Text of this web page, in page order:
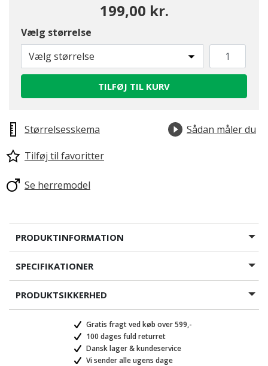
valgte
199,00 kr.
Vælg størrelse
Vælg størrelse
TILFØJ TIL KURV
Størrelsesskema
Sådan måler du
Tilføj til favoritter
Se herremodel
PRODUKTINFORMATION
SPECIFIKATIONER
PRODUKTSIKKERHED
Gratis fragt ved køb over 599,-
100 dages fuld returret
Dansk lager & kundeservice
Vi sender alle ugens dage